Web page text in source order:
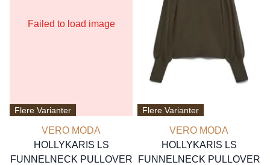
Failed to load image
Flere Varianter
VERO MODA
HOLLYKARIS LS
FUNNELNECK PULLOVER
Flere Varianter
VERO MODA
HOLLYKARIS LS
FUNNELNECK PULLOVER